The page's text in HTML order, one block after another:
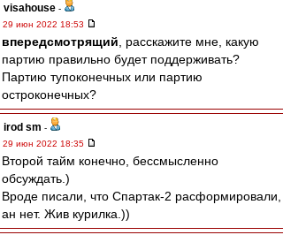
visahouse -
29 июн 2022 18:53
впередсмотрящий , расскажите мне, какую
партию правильно будет поддерживать?
Партию тупоконечных или партию
остроконечных?
irod sm -
29 июн 2022 18:35
Второй тайм конечно, бессмысленно
обсуждать.)
Вроде писали, что Спартак-2 расформировали,
ан нет. Жив курилка.))